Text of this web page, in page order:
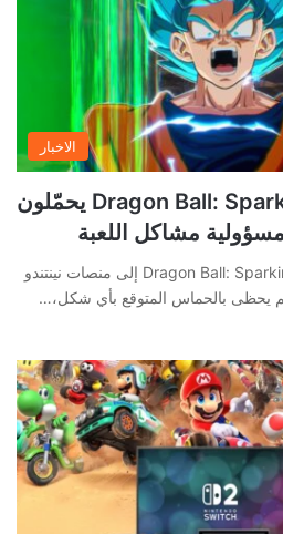
الاخبار
لاعبو Dragon Ball: Sparking Zero يحمّلون
مشاكل اللعبة
يبدو أن قدوم Dragon Ball: Sparking Zero إلى منصات نينتندو